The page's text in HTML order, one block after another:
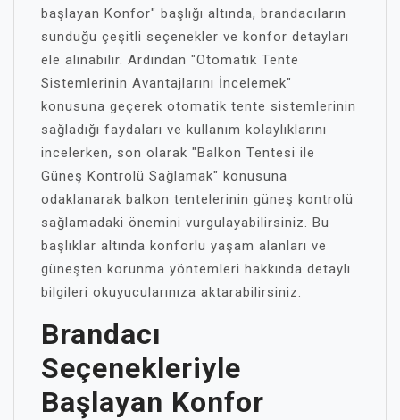
başlayan Konfor" başlığı altında, brandacıların
sunduğu çeşitli seçenekler ve konfor detayları
ele alınabilir. Ardından "Otomatik Tente
Sistemlerinin Avantajlarını İncelemek"
konusuna geçerek otomatik tente sistemlerinin
sağladığı faydaları ve kullanım kolaylıklarını
incelerken, son olarak "Balkon Tentesi ile
Güneş Kontrolü Sağlamak" konusuna
odaklanarak balkon tentelerinin güneş kontrolü
sağlamadaki önemini vurgulayabilirsiniz. Bu
başlıklar altında konforlu yaşam alanları ve
güneşten korunma yöntemleri hakkında detaylı
bilgileri okuyucularınıza aktarabilirsiniz.
Brandacı
Seçenekleriyle
Başlayan Konfor